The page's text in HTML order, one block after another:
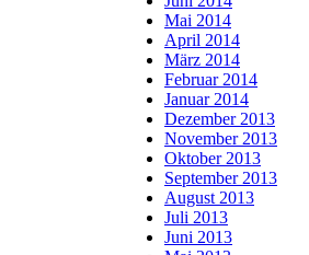
Mai 2014
April 2014
März 2014
Februar 2014
Januar 2014
Dezember 2013
November 2013
Oktober 2013
September 2013
August 2013
Juli 2013
Juni 2013